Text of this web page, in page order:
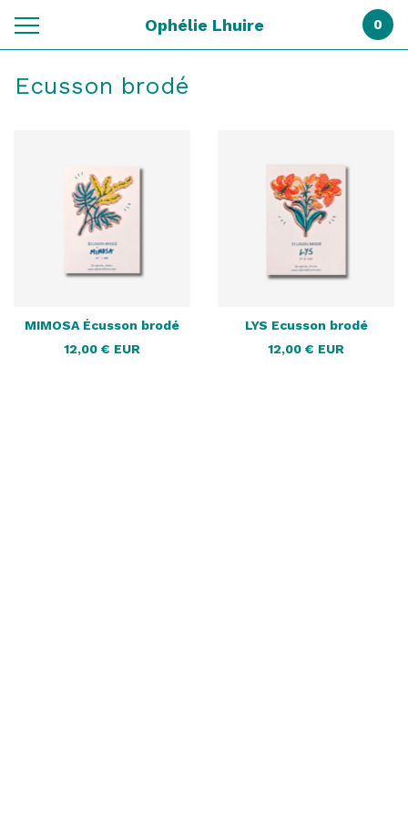
Ophélie Lhuire 0
Ecusson brodé
MIMOSA Écusson brodé
12,00 € EUR
LYS Ecusson brodé
12,00 € EUR